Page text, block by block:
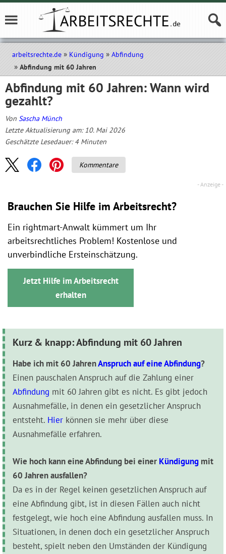
arbeitsrechte.de Kündigung
Abfindung
Abfindung mit 60 Jahren
Abfindung mit 60 Jahren: Wann wird
gezahlt?
Von Sascha Münch
Letzte Aktualisierung am: 10. Mai 2026
Geschätzte Lesedauer: 4 Minuten
Kommentare
Brauchen Sie Hilfe im Arbeitsrecht?
Ein rightmart-Anwalt kümmert um Ihr
arbeitsrechtliches Problem! Kostenlose und
unverbindliche Ersteinschätzung.
Jetzt Hilfe im Arbeitsrecht
erhalten
Kurz & knapp: Abfindung mit 60 Jahren
Habe ich mit 60 JahrenAnspruch auf eine Abfindung?
Einen pauschalen Anspruch auf die Zahlung einer
Abfindung mit 60 Jahren gibt es nicht. Es gibt jedoch
Ausnahmefälle, in denen ein gesetzlicher Anspruch
entsteht. Hier können sie mehr über diese
Ausnahmefälle erfahren.
Wie hoch kann eine Abfindung bei einer Kündigung mit
60 Jahren ausfallen?
Da es in der Regel keinen gesetzlichen Anspruch auf
eine Abfindung gibt, ist in diesen Fällen auch nicht
festgelegt, wie hoch eine Abfindung ausfallen muss. In
Situationen, in denen doch ein gesetzlicher Anspruch
besteht, spielt neben den Umständen der Kündigung